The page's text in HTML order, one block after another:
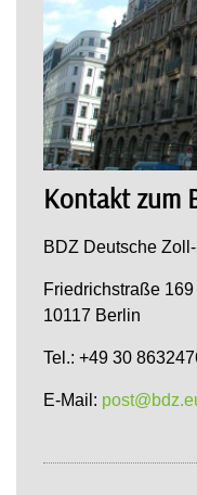
Kontakt zum
BDZ Deutsche
Friedrichstraße 169
10117 Berlin
Tel.: +49 30
E-Mail: